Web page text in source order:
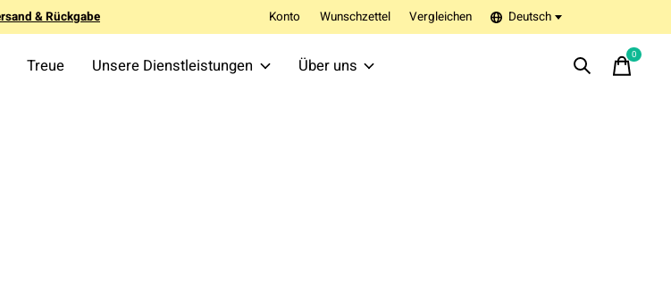
& Rückgabe Konto Wunschzettel Vergleichen Deutsch
Treue Unsere Dienstleistungen Über uns
0items